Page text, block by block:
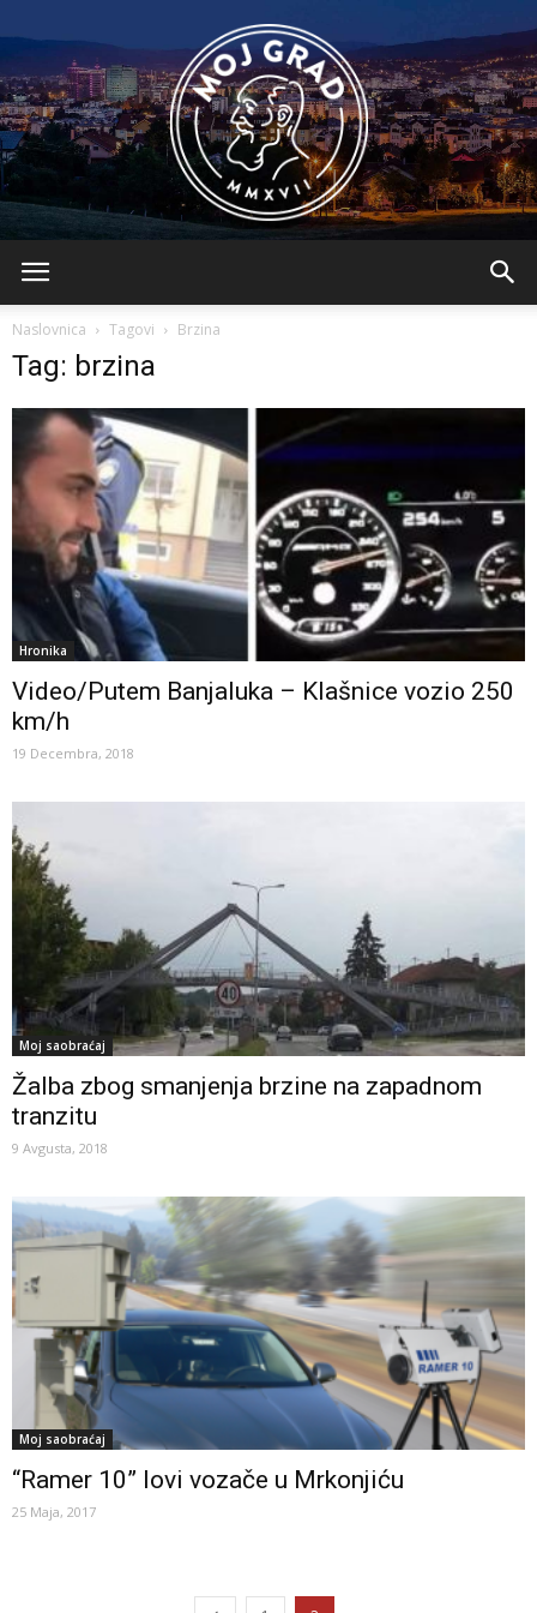
Naslovnica Tagovi Brzina
Tag: brzina
Hronika
Video/Putem Banjaluka – Klašnice vozio 250
km/h
19 Decembra, 2018
Moj saobraćaj
Žalba zbog smanjenja brzine na zapadnom
tranzitu
9 Avgusta, 2018
Moj saobraćaj
“Ramer 10” lovi vozače u Mrkonjiću
25 Maja, 2017